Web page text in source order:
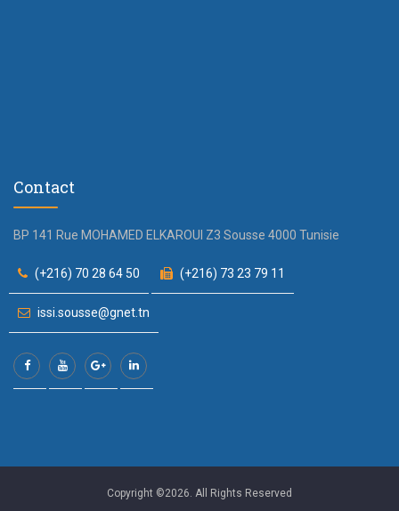
Contact
BP 141 Rue MOHAMED ELKAROUI Z3 Sousse 4000 Tunisie
(+216) 70 28 64 50 (+216) 73 23 79 11
issi.sousse@gnet.tn
Copyright ©2026. All Rights Reserved